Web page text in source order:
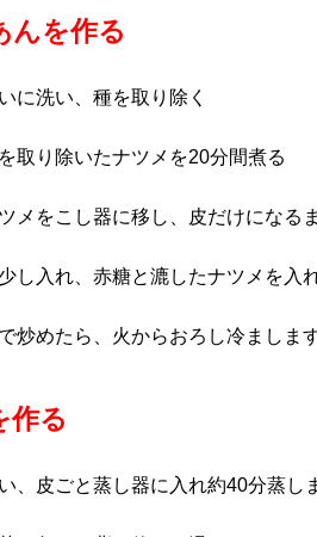
んを作る
に洗い、種を取り除く
取り除いたナツメを20分間煮る
メをこし器に移し、皮だけになる
し入れ、赤糖と漉したナツメを
炒めたら、火からおろし冷まします
作る
、皮ごと蒸し器に入れ約40分蒸し